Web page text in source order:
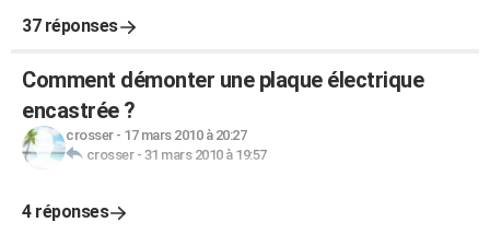
37 réponses
Comment démonter une plaque électrique
encastrée ?
crosser- 17 mars 2010 à 20:27
crosser- 31 mars 2010 à 19:57
4 réponses